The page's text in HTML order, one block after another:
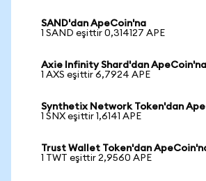
SAND'dan ApeCoin'na
1 SAND eşittir 0,314127 APE
Axie Infinity Shard'dan ApeCoin'na
1 AXS eşittir 6,7924 APE
Synthetix Network Token'dan
1 SNX eşittir 1,6141 APE
Trust Wallet Token'dan
1 TWT eşittir 2,9560 APE